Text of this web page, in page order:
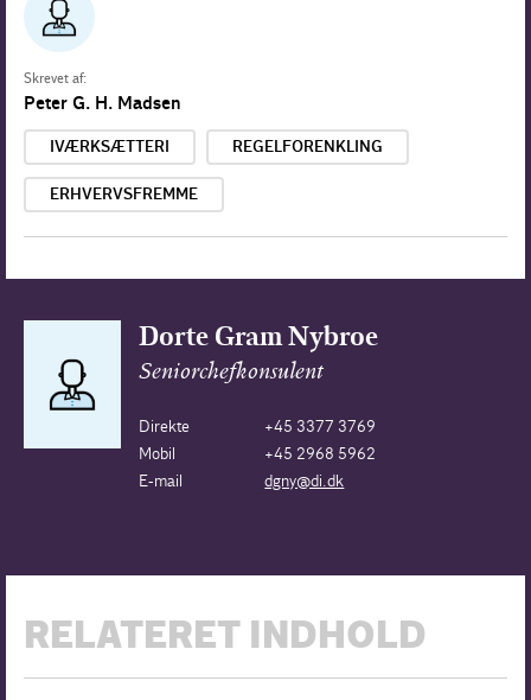
Skrevet af:
Peter G. H. Madsen
IVÆRKSÆTTERI REGELFORENKLING
ERHVERVSFREMME
Dorte Gram Nybroe
Seniorchefkonsulent
Direkte
+45 3377 3769
Mobil
+45 2968 5962
E-mail
dgny@di.dk
RELATERET INDHOLD